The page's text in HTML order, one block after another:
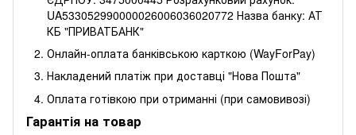
UA533052990000026006036020772 Назва банку: АТ
КБ "ПРИВАТБАНК"
Онлайн-оплата банківською карткою (WayForPay)
Накладений платіж при доставці "Нова Пошта"
Оплата готівкою при отриманні (при самовивозі)
Гарантія на товар